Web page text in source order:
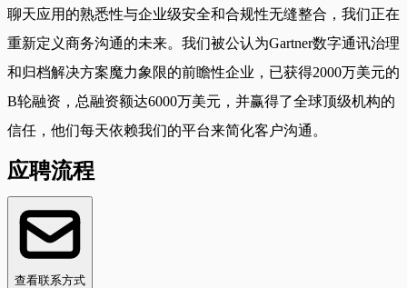
聊天应用的熟悉性与企业级安全和合规性无缝整合，我们正在
重新定义商务沟通的未来。我们被公认为Gartner数字通讯治理
和归档解决方案魔力象限的前瞻性企业，已获得2000万美元的
B轮融资，总融资额达6000万美元，并赢得了全球顶级机构的
信任，他们每天依赖我们的平台来简化客户沟通。
应聘流程
查看联系方式